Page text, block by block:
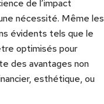
de l’impact
nécessité. Même les
évidents tels que le
optimisés pour
des avantages non
esthétique, ou